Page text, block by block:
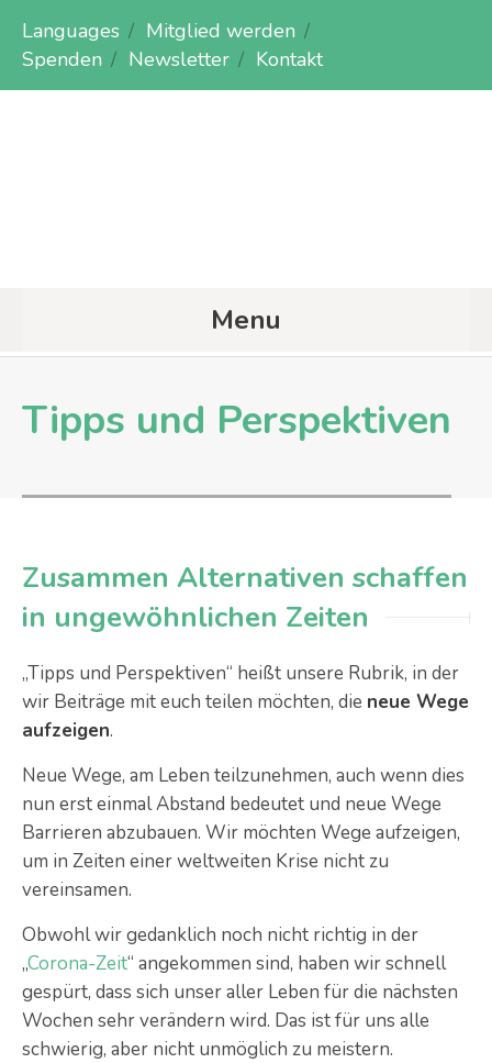
Languages
Mitglied werden
Spenden
Newsletter Kontakt
Menu
Tipps und Perspektiven
Zusammen Alternativen schaffen
in ungewöhnlichen Zeiten
„Tipps und Perspektiven“ heißt unsere Rubrik, in der
wir Beiträge mit euch teilen möchten, die neue Wege
aufzeigen.
Neue Wege, am Leben teilzunehmen, auch wenn dies
nun erst einmal Abstand bedeutet und neue Wege
Barrieren abzubauen. Wir möchten Wege aufzeigen,
um in Zeiten einer weltweiten Krise nicht zu
vereinsamen.
Obwohl wir gedanklich noch nicht richtig in der
„Corona-Zeit“ angekommen sind, haben wir schnell
gespürt, dass sich unser aller Leben für die nächsten
Wochen sehr verändern wird. Das ist für uns alle
schwierig, aber nicht unmöglich zu meistern.